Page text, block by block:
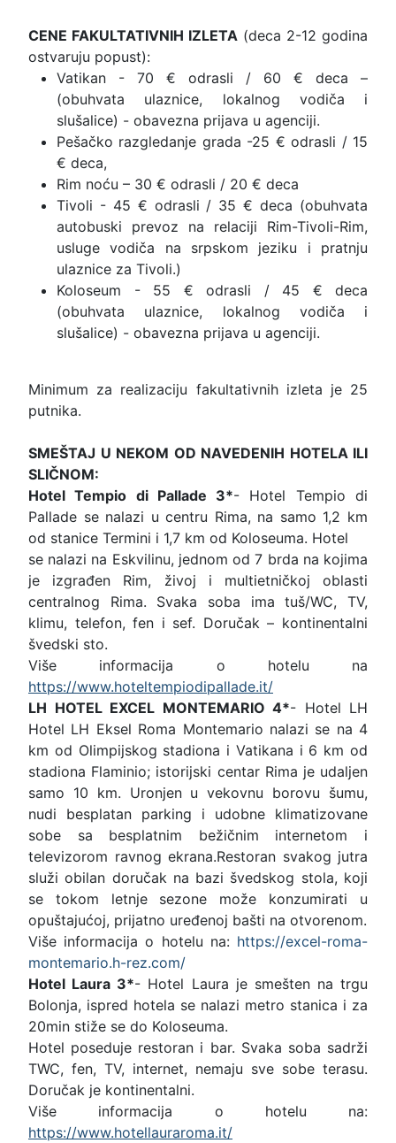
CENE FAKULTATIVNIH IZLETA (deca 2-12 godina
ostvaruju popust):
Vatikan - 70 € odrasli / 60 € deca –
(obuhvata ulaznice, lokalnog vodiča i
slušalice) - obavezna prijava u agenciji.
Pešačko razgledanje grada -25 € odrasli / 15
€ deca,
Rim noću – 30 € odrasli / 20 € deca
Tivoli - 45 € odrasli / 35 € deca (obuhvata
autobuski prevoz na relaciji Rim-Tivoli-Rim,
usluge vodiča na srpskom jeziku i pratnju
ulaznice za Tivoli.)
Koloseum - 55 € odrasli / 45 € deca
(obuhvata ulaznice, lokalnog vodiča i
slušalice) - obavezna prijava u agenciji.
Minimum za realizaciju fakultativnih izleta je 25
putnika.
SMEŠTAJ U NEKOM OD NAVEDENIH HOTELA ILI
SLIČNOM:
Hotel Tempio di Pallade 3*- Hotel Tempio di
Pallade se nalazi u centru Rima, na samo 1,2 km
od stanice Termini i 1,7 km od Koloseuma. Hotel
se nalazi na Eskvilinu, jednom od 7 brda na kojima
je izgrađen Rim, živoj i multietničkoj oblasti
centralnog Rima. Svaka soba ima tuš/WC, TV,
klimu, telefon, fen i sef. Doručak – kontinentalni
švedski sto.
Više informacija o hotelu na
https://www.hoteltempiodipallade.it/
LH HOTEL EXCEL MONTEMARIO 4*- Hotel LH
Hotel LH Eksel Roma Montemario nalazi se na 4
km od Olimpijskog stadiona i Vatikana i 6 km od
stadiona Flaminio; istorijski centar Rima je udaljen
samo 10 km. Uronjen u vekovnu borovu šumu,
nudi besplatan parking i udobne klimatizovane
sobe sa besplatnim bežičnim internetom i
televizorom ravnog ekrana.Restoran svakog jutra
služi obilan doručak na bazi švedskog stola, koji
se tokom letnje sezone može konzumirati u
opuštajućoj, prijatno uređenoj bašti na otvorenom.
Više informacija o hotelu na: https://excel-roma-
montemario.h-rez.com/
Hotel Laura 3*- Hotel Laura je smešten na trgu
Bolonja, ispred hotela se nalazi metro stanica i za
20min stiže se do Koloseuma.
Hotel poseduje restoran i bar. Svaka soba sadrži
TWC, fen, TV, internet, nemaju sve sobe terasu.
Doručak je kontinentalni.
Više informacija o hotelu na:
https://www.hotellauraroma.it/